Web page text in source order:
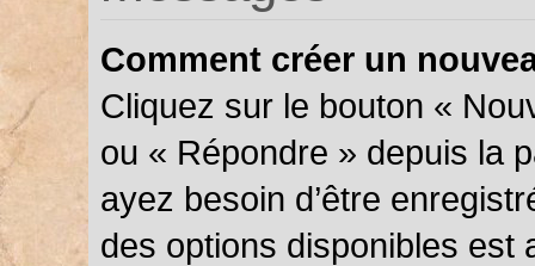
Comment créer un
Cliquez sur le bouton «
ou « Répondre » depuis la
ayez besoin d’être
des options disponibles est